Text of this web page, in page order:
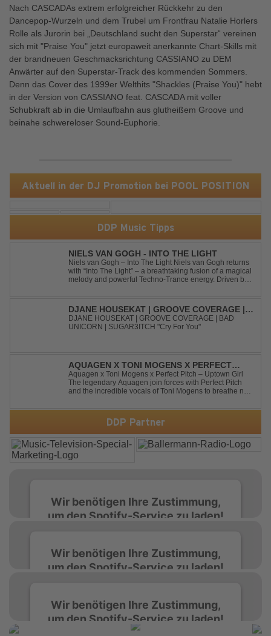
Aktuell in der DJ Promotion bei POOL POSITION
DDP Music Tipps
NIELS VAN GOGH - INTO THE LIGHT
Niels van Gogh – Into The Light Niels van Gogh returns
with “Into The Light” – a breathtaking fusion of a magical
melody and powerful Techno-Trance energy. Driven by
start to finish. Kn...
DJANE HOUSEKAT | GROOVE COVERAGE |
BAD UNICORN | SUGAR3ITCH - CRY FOR
YOU
DJANE HOUSEKAT | GROOVE COVERAGE | BAD
UNICORN | SUGAR3ITCH "Cry For You"
AQUAGEN X TONI MOGENS X PERFECT
PITCH - UPTOWN GIRL
Aquagen x Toni Mogens x Perfect Pitch – Uptown Girl
The legendary Aquagen join forces with Perfect Pitch
and the incredible vocals of Toni Mogens to breathe new
Combining a bouncy bassline and a fresh, feel-good
production, this modern da...
DDP Partner
Wir benötigen Ihre Zustimmung,
um den Spotify-Service zu laden!
einzubetten. Dieser Service kann Daten zu
Ihren Aktivitäten sammeln. Bitte lesen Sie die
Mehr Informationen
Wir benötigen Ihre Zustimmung,
um den Spotify-Service zu laden!
einzubetten. Dieser Service kann Daten zu
Ihren Aktivitäten sammeln. Bitte lesen Sie die
Wir benötigen Ihre Zustimmung,
um den Spotify-Service zu laden!
Nach CASCADAs extrem erfolgreicher Rückkehr zu den
Dancepop-Wurzeln und dem Trubel um Frontfrau Natalie Horlers
Rolle als Jurorin bei „Deutschland sucht den Superstar“ vereinen
sich mit "Praise You" jetzt europaweit anerkannte Chart-Skills mit
der brandneuen Geschmacksrichtung CASSIANO zu DEM
Anwärter auf den Superstar-Track des kommenden Sommers.
Denn das Cover des 1999er Welthits "Shackles (Praise You)" hebt
in der Version von CASSIANO feat. CASCADA mit voller
Schubkraft ab in die Umlaufbahn aus glutheißem Groove und
beinahe schwereloser Sound-Euphorie.